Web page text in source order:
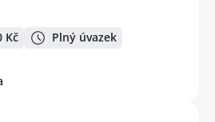
Kč Plný úvazek